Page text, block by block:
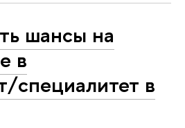
шансы на
в
специалитет в